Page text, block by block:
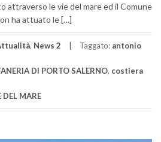
attraverso le vie del mare ed il Comune
ha attuato le […]
, News 2 Taggato: antonio
DI PORTO SALERNO, costiera
DEL MARE